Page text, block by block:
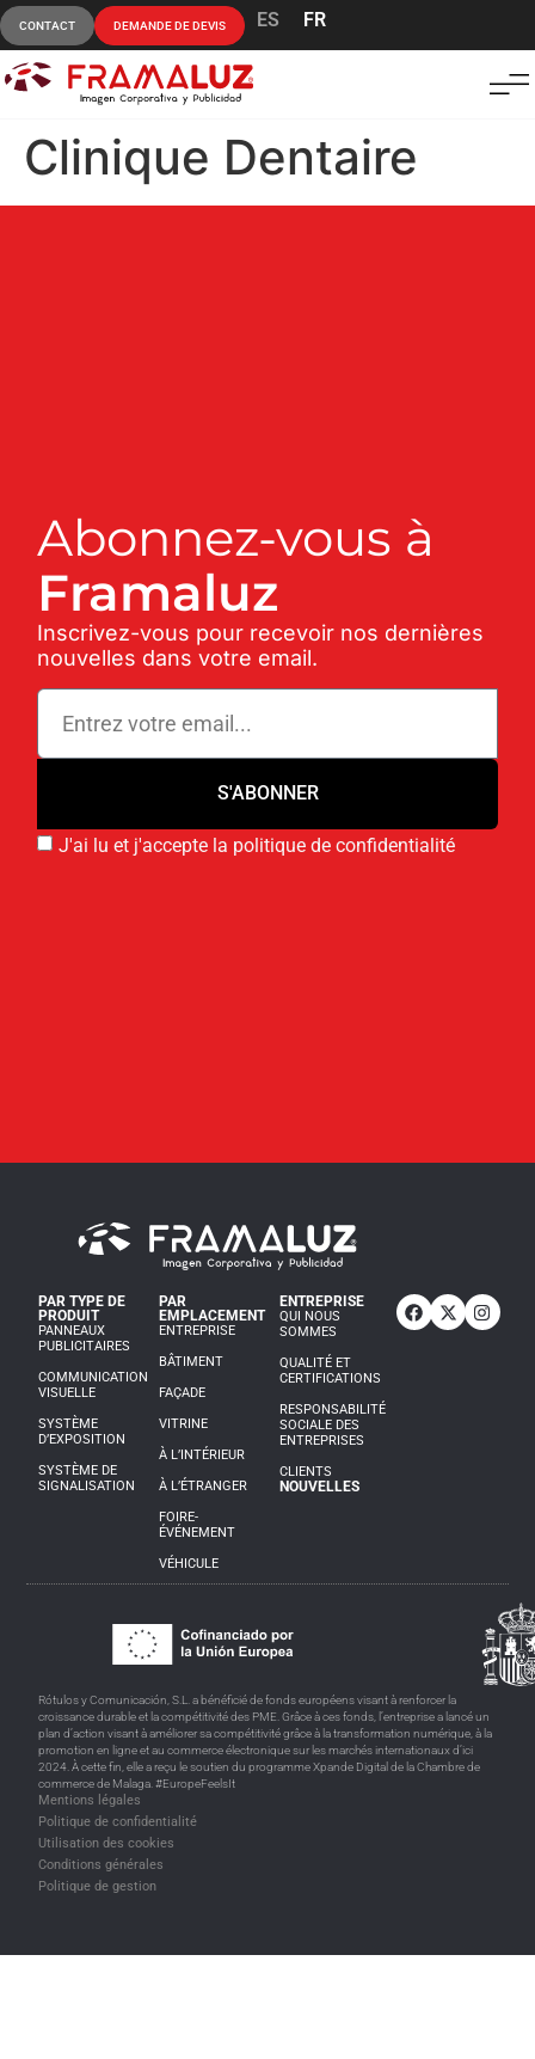
CONTACT DEMANDE DE DEVIS ES FR
Clinique Dentaire
Abonnez-vous à
Framaluz
Inscrivez-vous pour recevoir nos dernières
nouvelles dans votre email.
J'ai lu et j'accepte la politique de confidentialité
S'ABONNER
PAR TYPE DE
PRODUIT
PANNEAUX
PUBLICITAIRES
COMMUNICATION
VISUELLE
SYSTÈME
D’EXPOSITION
SYSTÈME DE
SIGNALISATION
PAR
EMPLACEMENT
ENTREPRISE
BÂTIMENT
FAÇADE
VITRINE
À L’INTÉRIEUR
À L’ÉTRANGER
FOIRE-
ÉVÉNEMENT
VÉHICULE
ENTREPRISE
QUI NOUS
SOMMES
QUALITÉ ET
CERTIFICATIONS
RESPONSABILITÉ
SOCIALE DES
ENTREPRISES
CLIENTS
NOUVELLES
Rótulos y Comunicación, S.L. a bénéficié de fonds européens visant à renforcer la
croissance durable et la compétitivité des PME. Grâce à ces fonds, l’entreprise a lancé un
plan d’action visant à améliorer sa compétitivité grâce à la transformation numérique, à la
promotion en ligne et au commerce électronique sur les marchés internationaux d’ici
2024. À cette fin, elle a reçu le soutien du programme Xpande Digital de la Chambre de
commerce de Malaga. #EuropeFeelsIt
Mentions légales
Politique de confidentialité
Utilisation des cookies
Conditions générales
Politique de gestion